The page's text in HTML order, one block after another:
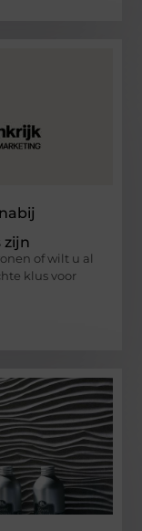
zijn
of wilt u al
klus voor